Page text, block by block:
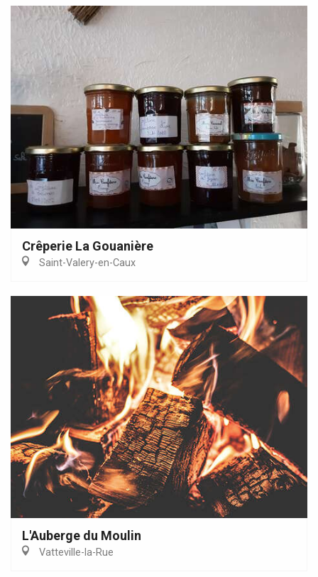
Crêperie La Gouanière
Saint-Valery-en-Caux
L'Auberge du Moulin
Vatteville-la-Rue